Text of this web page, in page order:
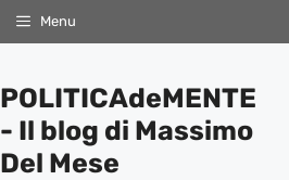
Menu
POLITICAdeMENTE
- Il blog di Massimo
Del Mese